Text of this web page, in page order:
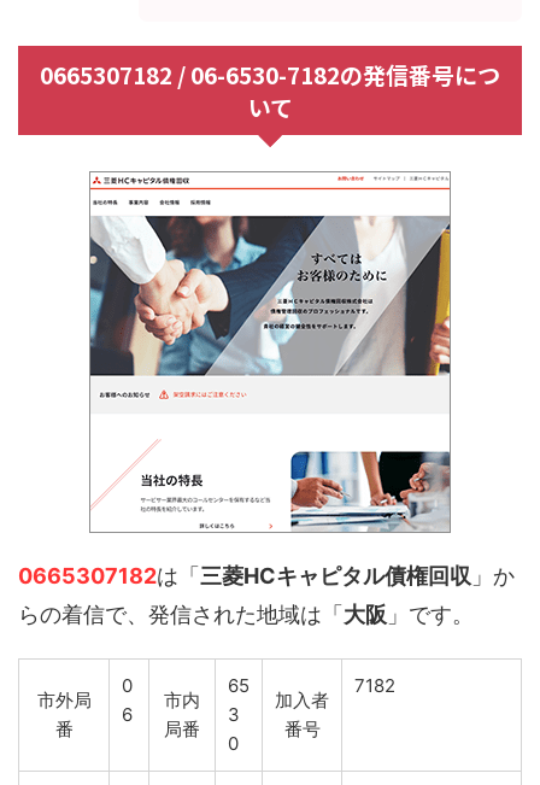
0665307182 / 06-6530-7182の発信番号につ
いて
0665307182は「 三菱HCキャピタル債権回収 」か
らの着信で、発信された地域は「 大阪 」です。
市外局
番
0
6
市内
局番
65
3
0
加入者
番号
7182